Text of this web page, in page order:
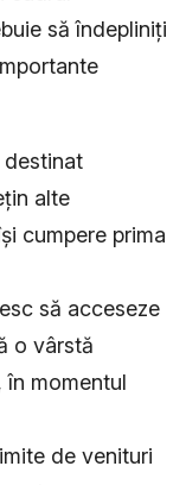
să îndepliniți
destinat
alte
cumpere prima
să acceseze
o vârstă
în momentul
de venituri